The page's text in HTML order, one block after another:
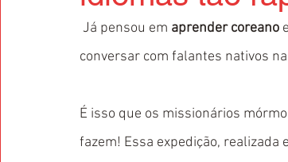
Já pensou em aprender coreano
conversar com falantes nativos
É isso que os missionários
fazem! Essa expedição,